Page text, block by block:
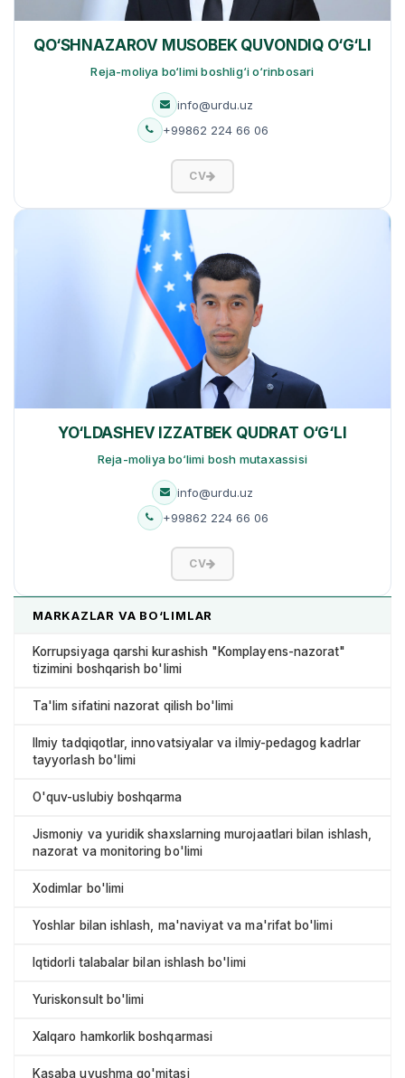
QO‘SHNAZAROV MUSOBEK QUVONDIQ O‘G‘LI
Reja-moliya bo‘limi boshlig‘i o‘rinbosari
info@urdu.uz
+99862 224 66 06
CV
YO‘LDASHEV IZZATBEK QUDRAT O‘G‘LI
Reja-moliya bo‘limi bosh mutaxassisi
info@urdu.uz
+99862 224 66 06
CV
MARKAZLAR VA BO‘LIMLAR
Korrupsiyaga qarshi kurashish "Komplayens-nazorat"
tizimini boshqarish bo'limi
Ta'lim sifatini nazorat qilish bo'limi
Ilmiy tadqiqotlar, innovatsiyalar va ilmiy-pedagog kadrlar
tayyorlash bo'limi
O'quv-uslubiy boshqarma
Jismoniy va yuridik shaxslarning murojaatlari bilan ishlash,
nazorat va monitoring bo'limi
Xodimlar bo'limi
Yoshlar bilan ishlash, ma'naviyat va ma'rifat bo'limi
Iqtidorli talabalar bilan ishlash bo'limi
Yuriskonsult bo'limi
Xalqaro hamkorlik boshqarmasi
Kasaba uyushma qo'mitasi